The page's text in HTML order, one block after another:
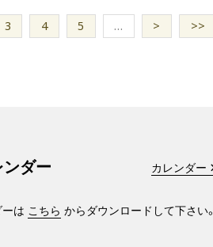
3 4 5 … > >>
ダー カレンダー
は こちら からダウンロードして下さい。